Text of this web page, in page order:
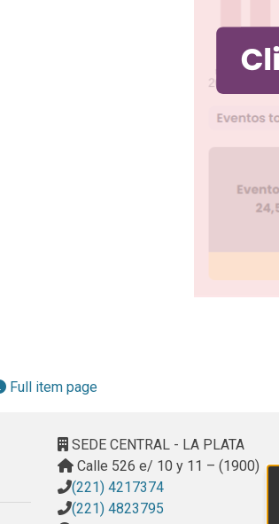
Full item page
SEDE CENTRAL - LA PLATA
Calle 526 e/ 10 y 11 – (1900)
(221) 4217374
(221) 4823795